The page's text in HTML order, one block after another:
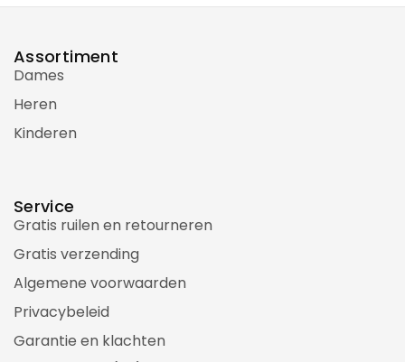
Assortiment
Dames
Heren
Kinderen
Service
Gratis ruilen en retourneren
Gratis verzending
Algemene voorwaarden
Privacybeleid
Garantie en klachten